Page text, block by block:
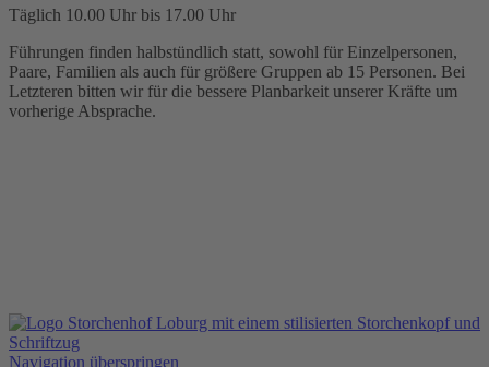
Täglich 10.00 Uhr bis 17.00 Uhr
Führungen finden halbstündlich statt, sowohl für Einzelpersonen,
Paare, Familien als auch für größere Gruppen ab 15 Personen. Bei
Letzteren bitten wir für die bessere Planbarkeit unserer Kräfte um
vorherige Absprache.
Navigation überspringen